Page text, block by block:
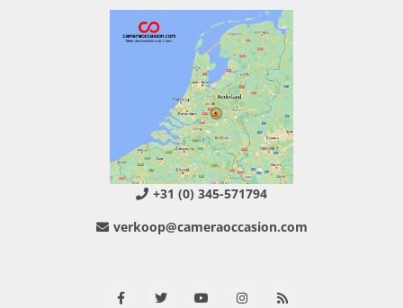
+31 (0) 345-571794
verkoop@cameraoccasion.com